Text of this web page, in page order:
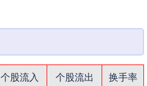
个股流入 个股流出
换手率